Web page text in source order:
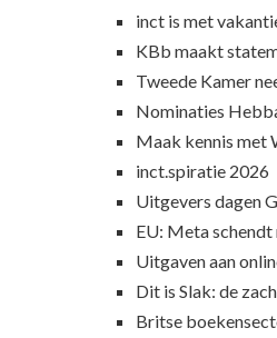
inct is met
KBb maakt
Tweede Kamer
Nominaties
Maak kennis met
inct.spiratie 2026
Uitgevers dagen
EU: Meta
Uitgaven aan
Dit is Slak: de
Britse